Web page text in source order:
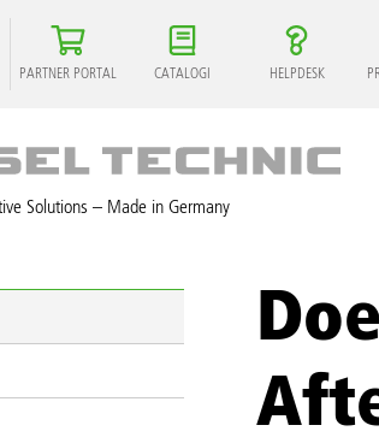
PARTNER PORTAL CATALOGI HELPDESK
Solutions – Made in Germany